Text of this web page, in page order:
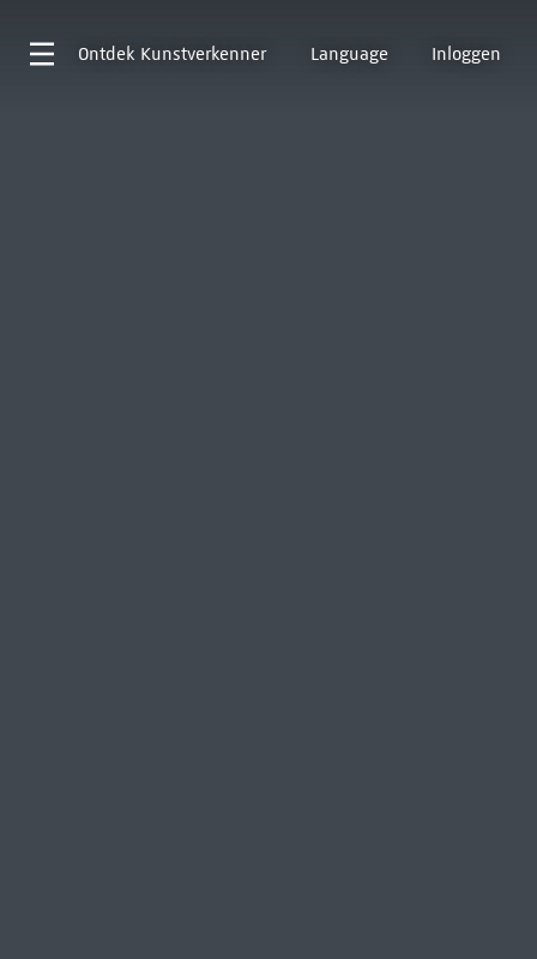
Ontdek Kunstverkenner Language Inloggen